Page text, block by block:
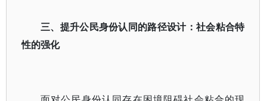
三、提升公民身份认同的路径设计：社会粘合特
性的强化